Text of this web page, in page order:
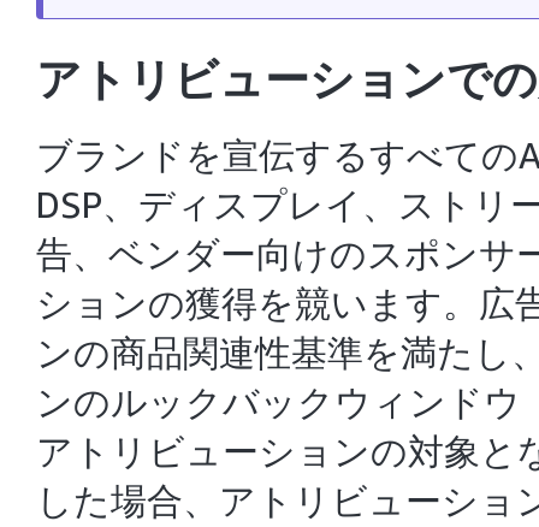
アトリビューションで
ブランドを宣伝するすべての
DSP、 ディスプレイ 、
ストリ
告、ベンダー向けのスポンサ
ションの獲得を競います。広
ンの商品関連性基準を満たし
ンのルックバックウィンドウ
アトリビューションの対象と
した場合、アトリビューショ